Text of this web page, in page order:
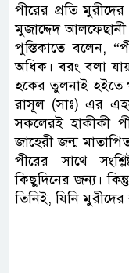
পীরের প্রতি
মুজাদ্দেদ আলফেছানী
পুস্তিকাতে বলেন,
অধিক। বরং বলা
হকের তুলনাই হইতে
রাসূল (সাঃ) এর
সকলেরই হাকীকী
জাহেরী জন্ম
পীরের সাথে
কিছুদিনের জন্য।
তিনিই, যিনি